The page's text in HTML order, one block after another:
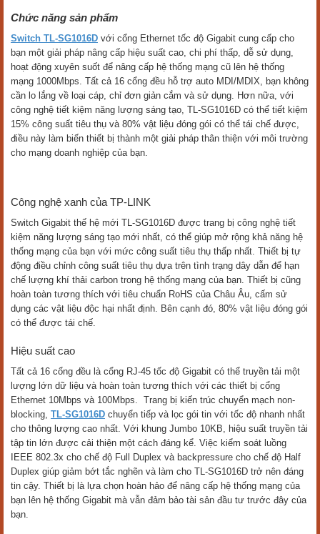
Chức năng sản phẩm
Switch TL-SG1016D với cổng Ethernet tốc độ Gigabit cung cấp cho
bạn một giải pháp nâng cấp hiệu suất cao, chi phí thấp, dễ sử dụng,
hoạt động xuyên suốt để nâng cấp hệ thống mạng cũ lên hệ thống
mạng 1000Mbps. Tất cả 16 cổng đều hỗ trợ auto MDI/MDIX, bạn không
cần lo lắng về loại cáp, chỉ đơn giản cắm và sử dụng. Hơn nữa, với
công nghệ tiết kiệm năng lượng sáng tạo, TL-SG1016D có thể tiết kiệm
15% công suất tiêu thụ và 80% vật liệu đóng gói có thể tái chế được,
điều này làm biến thiết bị thành một giải pháp thân thiện với môi trường
cho mạng doanh nghiệp của bạn.
Công nghệ xanh của TP-LINK
Switch Gigabit thế hệ mới TL-SG1016D được trang bị công nghệ tiết
kiệm năng lượng sáng tạo mới nhất, có thể giúp mở rộng khả năng hệ
thống mạng của bạn với mức công suất tiêu thụ thấp nhất. Thiết bị tự
động điều chỉnh công suất tiêu thụ dựa trên tình trạng dây dẫn để hạn
chế lượng khí thải carbon trong hệ thống mạng của bạn. Thiết bị cũng
hoàn toàn tương thích với tiêu chuẩn RoHS của Châu Âu, cấm sử
dụng các vật liệu độc hại nhất định. Bên cạnh đó, 80% vật liệu đóng gói
có thể được tái chế.
Hiệu suất cao
Tất cả 16 cổng đều là cổng RJ-45 tốc độ Gigabit có thể truyền tải một
lượng lớn dữ liệu và hoàn toàn tương thích với các thiết bị cổng
Ethernet 10Mbps và 100Mbps. Trang bị kiến trúc chuyển mạch non-
blocking, TL-SG1016D chuyển tiếp và lọc gói tin với tốc độ nhanh nhất
cho thông lượng cao nhất. Với khung Jumbo 10KB, hiệu suất truyền tải
tập tin lớn được cải thiện một cách đáng kể. Việc kiểm soát luồng
IEEE 802.3x cho chế độ Full Duplex và backpressure cho chế độ Half
Duplex giúp giảm bớt tắc nghẽn và làm cho TL-SG1016D trở nên đáng
tin cậy. Thiết bị là lựa chọn hoàn hảo để nâng cấp hệ thống mạng của
bạn lên hệ thống Gigabit mà vẫn đảm bảo tài sản đầu tư trước đây của
bạn.